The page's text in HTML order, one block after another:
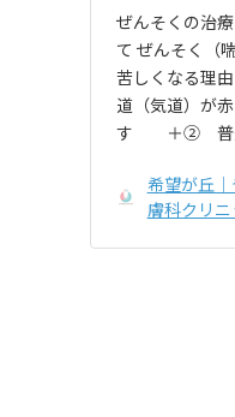
ぜんそくの治
て ぜんそく（
苦しくなる理
道（気道）が
す ＋② 普
希望が丘
膚科クリニ